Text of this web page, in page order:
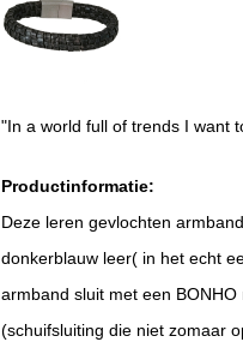
"In a world full of trends I want
Productinformatie:
Deze leren gevlochten
donkerblauw leer( in het echt
armband sluit met een
(schuifsluiting die niet zomaar